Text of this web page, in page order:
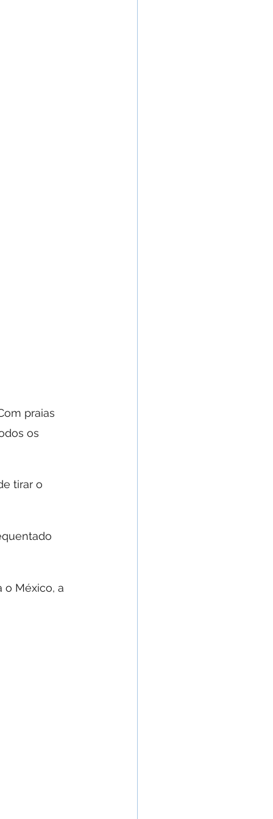
praias
os
tirar o
o México, a